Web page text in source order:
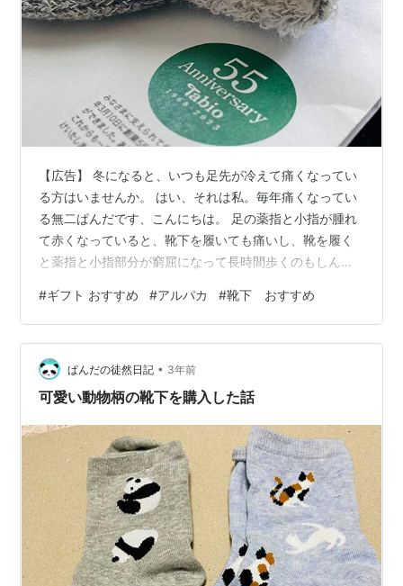
【広告】 冬になると、いつも足先が冷えて痛くなってい
る方はいませんか。 はい、それは私。毎年痛くなってい
る無二ぱんだです、こんにちは。 足の薬指と小指が腫れ
て赤くなっていると、靴下を履いても痛いし、靴を履く
と薬指と小指部分が窮屈になって長時間歩くのもしんど
ずに温めたい……何か良いものは無いかと探しているとき
に、コレだ！！！ とある商品を注文し、本日商品が到着
したので早速履いてみました。 うおぉぉぉぉぉぉぉぉ
ぉ！！！あったかいなり～。 ということで、買ってきた
靴下のご紹介です。 自分用へのギフトに靴下を買ってみ
#ギフト おすすめ #アルパカ #靴下 おすすめ
ぱんだの徒然日記 • 3年前
可愛い動物柄の靴下を購入した話